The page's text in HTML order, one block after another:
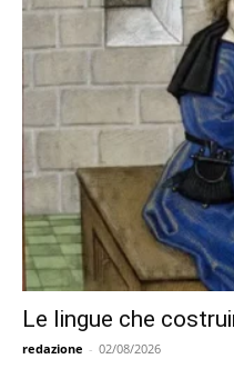
Le lingue che
redazione - 02/08/2026